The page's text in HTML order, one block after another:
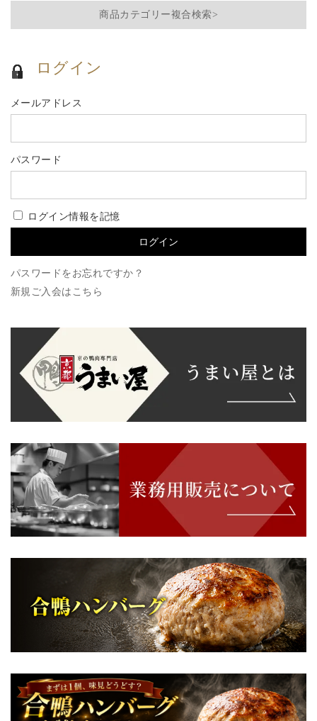
商品カテゴリー複合検索>
ログイン
メールアドレス
パスワード
ログイン情報を記憶
パスワードをお忘れですか？
新規ご入会はこちら